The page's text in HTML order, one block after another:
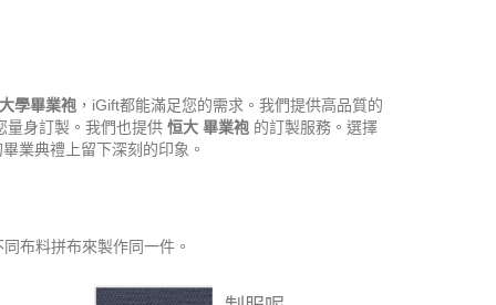
學畢業袍 ，iGift都能滿足您的需求。我們提供高品質的
量身訂製。我們也提供 恒大 畢業袍 的訂製服務。選擇
畢業典禮上留下深刻的印象。
布料拼布來製作同一件。